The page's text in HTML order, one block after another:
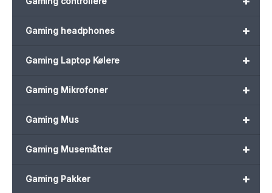
+
Gaming headphones
+
Gaming Laptop Kølere
+
Gaming Mikrofoner
+
Gaming Mus
+
Gaming Musemåtter
+
Gaming Pakker